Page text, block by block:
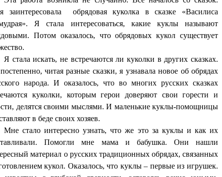
заинтересовала обрядовая куколка в сказке «Василиса
Я стала интересоваться, какие куклы называют
Потом оказалось, что обрядовых кукол существует
Я стала искать, не встречаются ли куколки в других сказках.
читая разные сказки, я узнавала новое об обрядах
народа. И оказалось, что во многих русских сказках
куколки, которым герои доверяют свои горести и
делятся своими мыслями. И маленькие куклы-помощницы
в беде своих хозяев.
Мне стало интересно узнать, что же это за куклы и как их
Помогли мне мама и бабушка. Они нашли
материал о русских традиционных обрядах, связанных
кукол. Оказалось, что куклы – первые из игрушек.